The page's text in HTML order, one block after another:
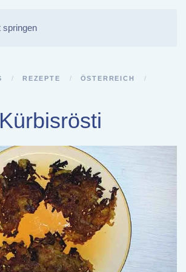
springen
REZEPTE
ÖSTERREICH
Kürbisrösti